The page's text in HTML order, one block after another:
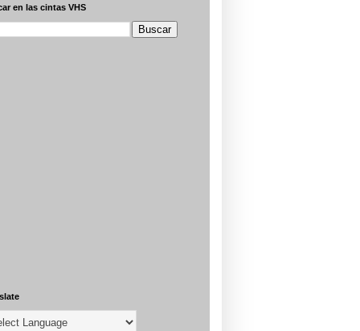
en las cintas VHS